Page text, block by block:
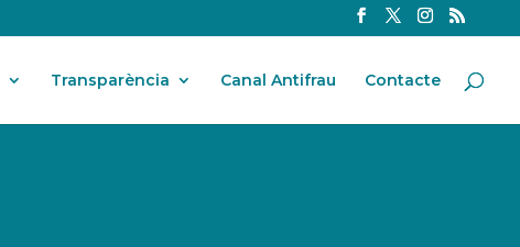
Transparència Canal Antifrau Contacte